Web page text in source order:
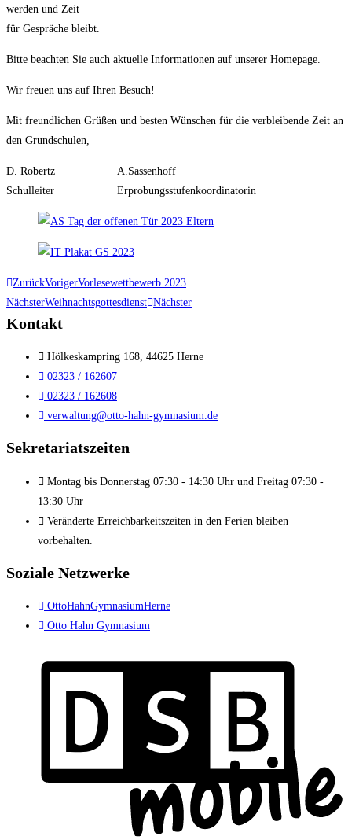
werden und Zeit
für Gespräche bleibt.
Bitte beachten Sie auch aktuelle Informationen auf unserer Homepage.
Wir freuen uns auf Ihren Besuch!
Mit freundlichen Grüßen und besten Wünschen für die verbleibende Zeit an
den Grundschulen,
D. Robertz A.Sassenhoff
Schulleiter Erprobungsstufenkoordinatorin
ZurückVorigerVorlesewettbewerb 2023
NächsterWeihnachtsgottesdienst Nächster
Kontakt
Hölkeskampring 168, 44625 Herne
02323 / 162607
02323 / 162608
verwaltung@otto-hahn-gymnasium.de
Sekretariatszeiten
Montag bis Donnerstag 07:30 - 14:30 Uhr und Freitag 07:30 -
13:30 Uhr
Veränderte Erreichbarkeitszeiten in den Ferien bleiben
vorbehalten.
Soziale Netzwerke
OttoHahnGymnasiumHerne
Otto Hahn Gymnasium